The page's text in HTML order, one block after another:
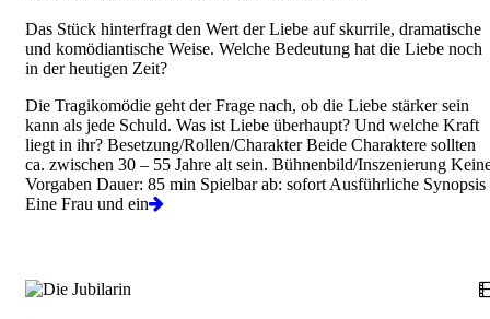
Das Stück hinterfragt den Wert der Liebe auf skurrile, dramatische
und komödiantische Weise. Welche Bedeutung hat die Liebe noch
in der heutigen Zeit?
Die Tragikomödie geht der Frage nach, ob die Liebe stärker sein
kann als jede Schuld. Was ist Liebe überhaupt? Und welche Kraft
liegt in ihr? Besetzung/Rollen/Charakter Beide Charaktere sollten
ca. zwischen 30 – 55 Jahre alt sein. Bühnenbild/Inszenierung
Vorgaben Dauer: 85 min Spielbar ab: sofort Ausführliche Synopsis
Eine Frau und ein